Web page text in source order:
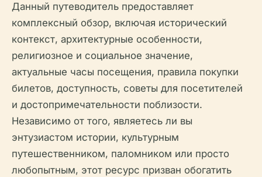
Данный путеводитель предоставляет
комплексный обзор, включая исторический
контекст, архитектурные особенности,
религиозное и социальное значение,
актуальные часы посещения, правила покупки
билетов, доступность, советы для посетителей
и достопримечательности поблизости.
Независимо от того, являетесь ли вы
энтузиастом истории, культурным
путешественником, паломником или просто
любопытным, этот ресурс призван обогатить